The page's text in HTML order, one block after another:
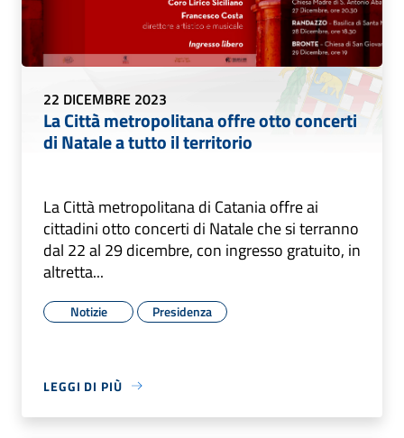
22 DICEMBRE 2023
La Città metropolitana offre otto concerti
di Natale a tutto il territorio
La Città metropolitana di Catania offre ai
cittadini otto concerti di Natale che si terranno
dal 22 al 29 dicembre, con ingresso gratuito, in
altretta...
Notizie Presidenza
LEGGI DI PIÙ